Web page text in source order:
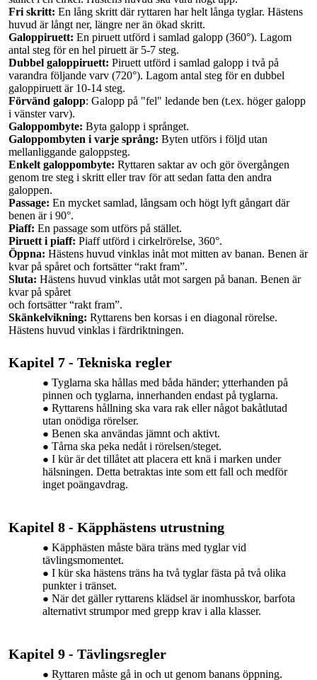
Fri skritt: En lång skritt där ryttaren har helt långa tyglar. Hästens
huvud är långt ner, längre ner än ökad skritt.
Galoppiruett: En piruett utförd i samlad galopp (360°). Lagom
antal steg för en hel piruett är 5-7 steg.
Dubbel galoppiruett: Piruett utförd i samlad galopp i två på
varandra följande varv (720°). Lagom antal steg för en dubbel
galoppiruett är 10-14 steg.
Förvänd galopp: Galopp på "fel" ledande ben (t.ex. höger galopp
i vänster varv).
Galoppombyte: Byta galopp i språnget.
Galoppombyten i varje språng: Byten utförs i följd utan
mellanliggande galoppsteg.
Enkelt galoppombyte: Ryttaren saktar av och gör övergången
genom tre steg i skritt eller trav för att sedan fatta den andra
galoppen.
Passage: En mycket samlad, långsam och högt lyft gångart där
benen är i 90°.
Piaff: En passage som utförs på stället.
Piruett i piaff: Piaff utförd i cirkelrörelse, 360°.
Öppna: Hästens huvud vinklas inåt mot mitten av banan. Benen är
kvar på spåret och fortsätter “rakt fram”.
Sluta: Hästens huvud vinklas utåt mot sargen på banan. Benen är
kvar på spåret
och fortsätter “rakt fram”.
Skänkelvikning: Ryttarens ben korsas i en diagonal rörelse.
Hästens huvud vinklas i färdriktningen.
Kapitel 7 - Tekniska regler
Tyglarna ska hållas med båda händer; ytterhanden på
pinnen och tyglarna, innerhanden endast på tyglarna.
Ryttarens hållning ska vara rak eller något bakåtlutad
utan onödiga rörelser.
Benen ska användas jämnt och aktivt.
Tårna ska peka nedåt i rörelsen/steget.
I kür är det tillåtet att placera ett knä i marken under
hälsningen. Detta betraktas inte som ett fall och medför
inget poängavdrag.
Kapitel 8 - Käpphästens utrustning
Käpphästen måste bära träns med tyglar vid
tävlingsmomentet.
I kür ska hästens träns ha två tyglar fästa på två olika
punkter i tränset.
När det gäller ryttarens klädsel är inomhusskor, barfota
alternativt strumpor med grepp krav i alla klasser.
Kapitel 9 - Tävlingsregler
Ryttaren måste gå in och ut genom banans öppning.